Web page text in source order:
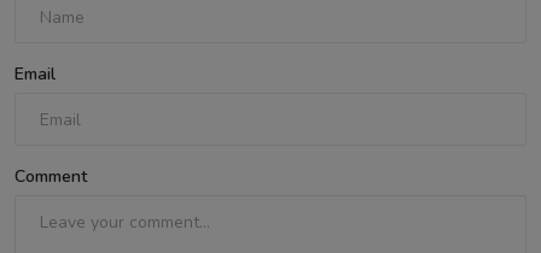
Email
Comment